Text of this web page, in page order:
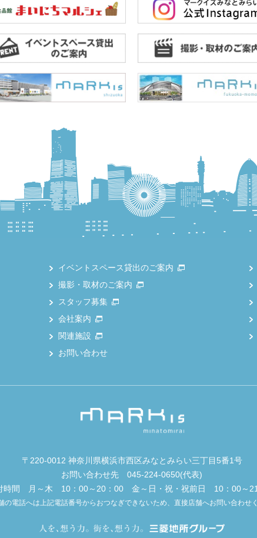
イベントスペース貸出のご案内
撮影・取材のご案内
スタッフ募集
会社案内
関連施設
お問い合わせ
〒220-0012 神奈川県横浜市西区みなとみらい三丁目5番1号
お問い合わせ先 045-224-0650(代表)
時間 月～木 10：00～20：00 金～日・祝・祝前日 10：00～
の電話へは上記電話番号からおつなぎできないため、直接店舗へお問い合わせく